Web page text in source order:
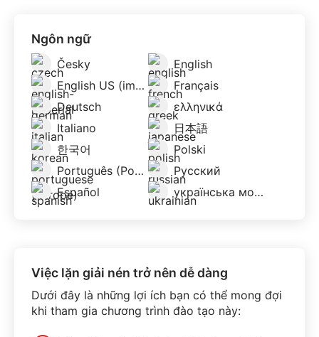
Ngôn ngữ
Česky
English
English US (imperial)
Français
Deutsch
ελληνικά
Italiano
日本語
한국어
Polski
Português (Portugal)
Русский
Español
українська мова
Việc lặn giải nén trở nên dễ dàng
Dưới đây là những lợi ích bạn có thể mong đợi
khi tham gia chương trình đào tạo này: